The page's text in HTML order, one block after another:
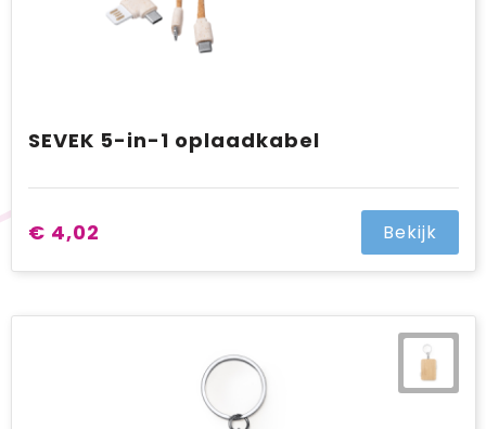
SEVEK 5-in-1 oplaadkabel
€ 4,02 Bekijk